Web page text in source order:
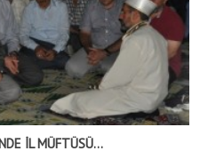
İL MÜFTÜSÜ...